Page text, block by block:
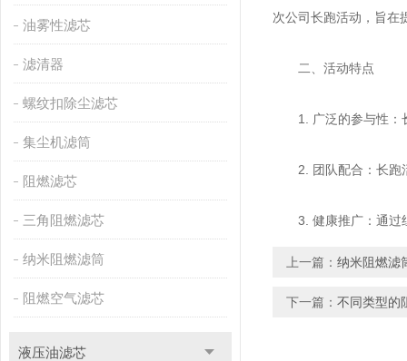
油雾性滤芯
滤清器
螺纹扣除尘滤芯
集尘机滤筒
阻燃滤芯
三角阻燃滤芯
纳米阻燃滤筒
阻燃空气滤芯
液压油滤芯
次公司长跑活动，旨在
二、活动特点
1. 广泛的参与性：长
2. 团队配合：长跑活
3. 健康推广：通过组
上一篇： 纳米阻燃滤
下一篇： 不同类型的